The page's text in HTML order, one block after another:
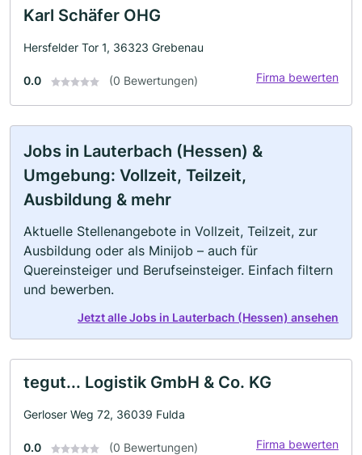
Karl Schäfer OHG
Hersfelder Tor 1, 36323 Grebenau
0.0 (0 Bewertungen) Firma bewerten
Jobs in Lauterbach (Hessen) &
Umgebung: Vollzeit, Teilzeit,
Ausbildung & mehr
Aktuelle Stellenangebote in Vollzeit, Teilzeit, zur
Ausbildung oder als Minijob – auch für
Quereinsteiger und Berufseinsteiger. Einfach filtern
und bewerben.
Jetzt alle Jobs in Lauterbach (Hessen) ansehen
tegut... Logistik GmbH & Co. KG
Gerloser Weg 72, 36039 Fulda
0.0 (0 Bewertungen) Firma bewerten